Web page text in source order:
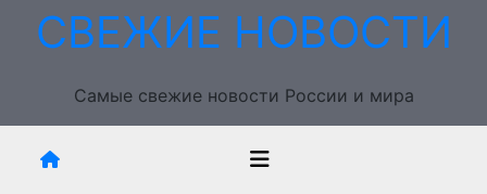
ПерейтиСВЕЖИЕ НОВОСТИ
Самые свежие новости России и мира